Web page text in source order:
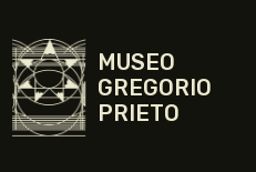
MUSEO
GREGORIO
PRIETO